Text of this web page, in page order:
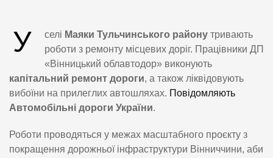
У селі Маяки Тульчинського району тривають
роботи з ремонту місцевих доріг. Працівники ДП
«Вінницький облавтодор» виконують
капітальний ремонт дороги, а також ліквідовують
вибоїни на прилеглих автошляхах. Повідомляють
Автомобільні дороги України.
Роботи проводяться у межах масштабного проєкту з
покращення дорожньої інфраструктури Вінниччини, аби